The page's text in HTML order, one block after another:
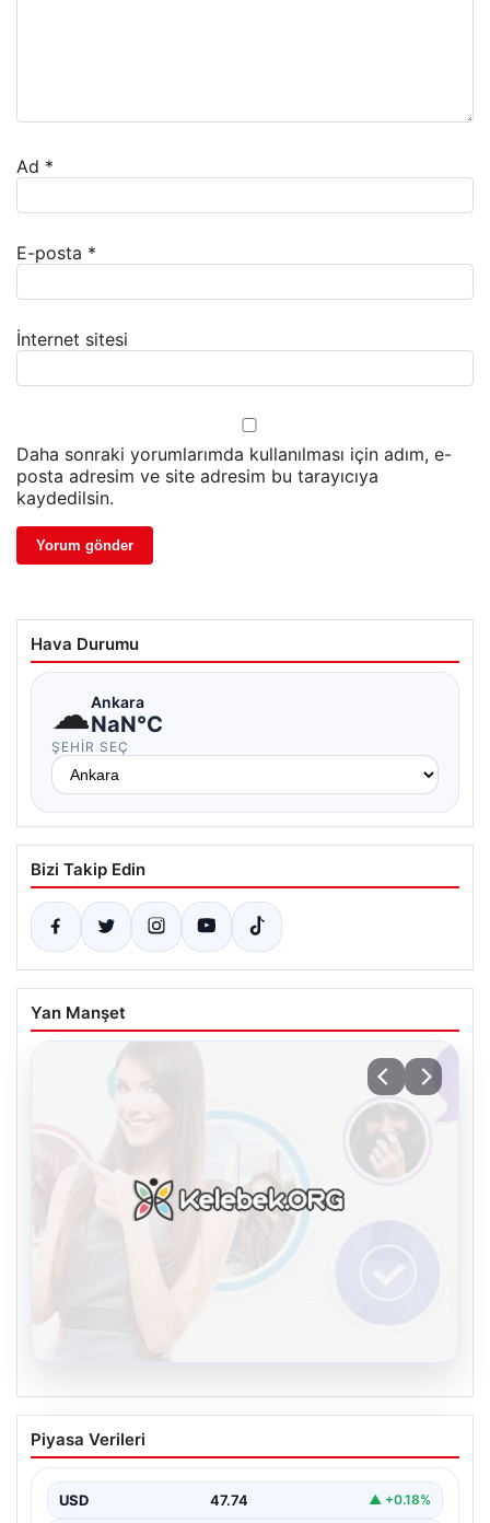
Ad *
E-posta *
İnternet sitesi
Daha sonraki yorumlarımda kullanılması için adım, e-
posta adresim ve site adresim bu tarayıcıya
kaydedilsin.
Hava Durumu
☁Ankara
NaN°C
ŞEHIR SEÇ
Bizi Takip Edin
Yan Manşet
Kelebek chat adresi İle Çevrim içi
İletişimin Sertifikalı Adresi Ve
Sanal dünyasında bireylerin kaliteli bir biçimde bağlantı
Piyasa Verileri
USD 47.74 ▲ +0.18%